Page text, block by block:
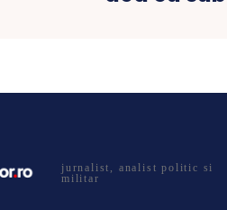
jurnalist, analist politic si
militar